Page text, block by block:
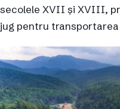
secolele XVII și XVIII,
jug pentru